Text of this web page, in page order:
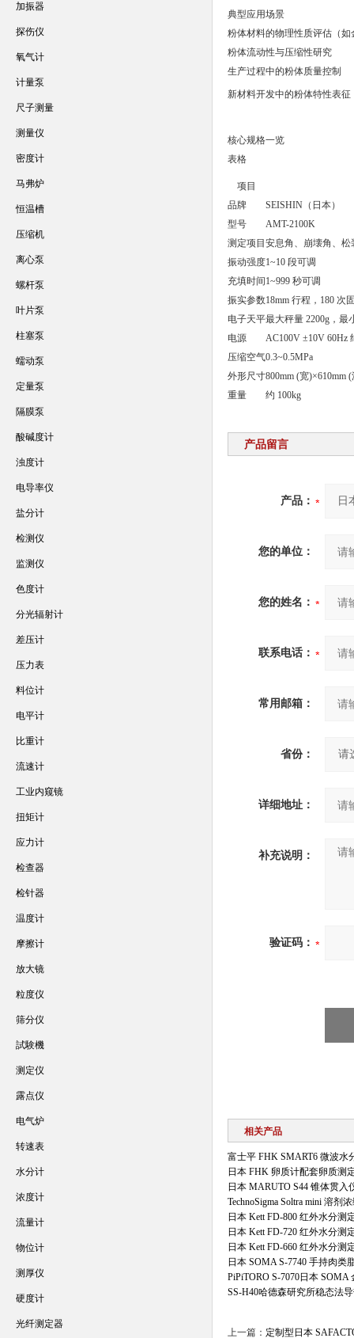
典型应用场景
粉体材料的物理性质评估（
粉体流动性与压缩性研究
生产过程中的粉体质量控制
新材料开发中的粉体特性表征
核心规格一览
表格
项目
品牌
SEISHIN（日本）
型号
AMT-2100K
测定项目 安息角、崩壊角、
振动强度1~10 段可调
充填时间 1~999 秒可调
振实参数18mm 行程，180 次
电子天平最大秤量 2200g，最
电源
AC100V ±10V 60Hz
压缩空气0.3~0.5MPa
外形尺寸800mm (宽)×610mm
重量
约 100kg
产品留言
产品：
您的单位：
您的姓名：
联系电话：
常用邮箱：
省份：
详细地址：
补充说明：
验证码：
相关产品
富士平 FHK SMART6 微波水
日本 FHK 卵质计配套卵质测
日本 MARUTO S44 锥体贯入
TechnoSigma Soltra mini 溶剂
日本 Kett FD-800 红外水分测
日本 Kett FD-720 红外水分测
日本 Kett FD-660 红外水分测
日本 SOMA S-7740 手持肉类
PiPiTORO S-7070日本
SS-H40哈德森研究所稳态法
上一篇： 定制型日本
加振器
探伤仪
氧气计
计量泵
尺子测量
测量仪
密度计
马弗炉
恒温槽
压缩机
离心泵
螺杆泵
叶片泵
柱塞泵
蠕动泵
定量泵
隔膜泵
酸碱度计
浊度计
电导率仪
盐分计
检测仪
监测仪
色度计
分光辐射计
差压计
压力表
料位计
电平计
比重计
流速计
工业内窥镜
扭矩计
应力计
检查器
检针器
温度计
摩擦计
放大镜
粒度仪
筛分仪
試験機
测定仪
露点仪
电气炉
转速表
水分计
浓度计
流量计
物位计
测厚仪
硬度计
光纤测定器